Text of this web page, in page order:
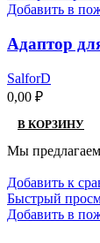
Добавить в
Адаптор
SalforD
0,00 ₽
В КОРЗИНУ
Мы
Добавить к
Быстрый
Добавить в